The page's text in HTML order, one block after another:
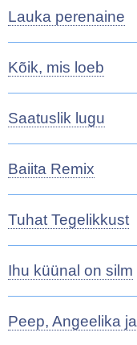
Lauka perenaine
Kõik, mis loeb
Saatuslik lugu
Baiita Remix
Tuhat Tegelikkust
Ihu küünal on silm
Peep, Angeelika